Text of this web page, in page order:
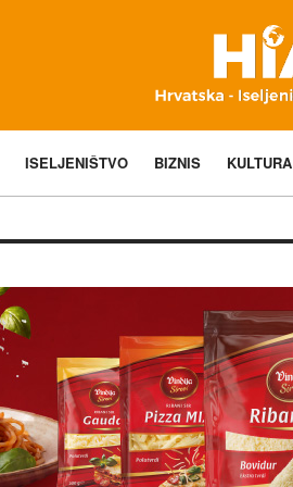
ISELJENIŠTVO BIZNIS KULTURA